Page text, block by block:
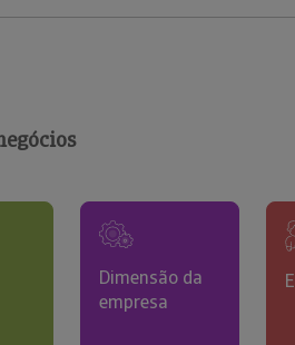
comerciais e
Dimensão da
empresa